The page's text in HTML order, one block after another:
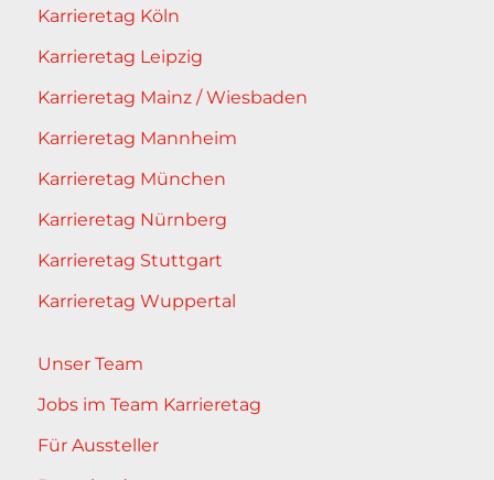
Karrieretag Köln
Karrieretag Leipzig
Karrieretag Mainz / Wiesbaden
Karrieretag Mannheim
Karrieretag München
Karrieretag Nürnberg
Karrieretag Stuttgart
Karrieretag Wuppertal
Unser Team
Jobs im Team Karrieretag
Für Aussteller